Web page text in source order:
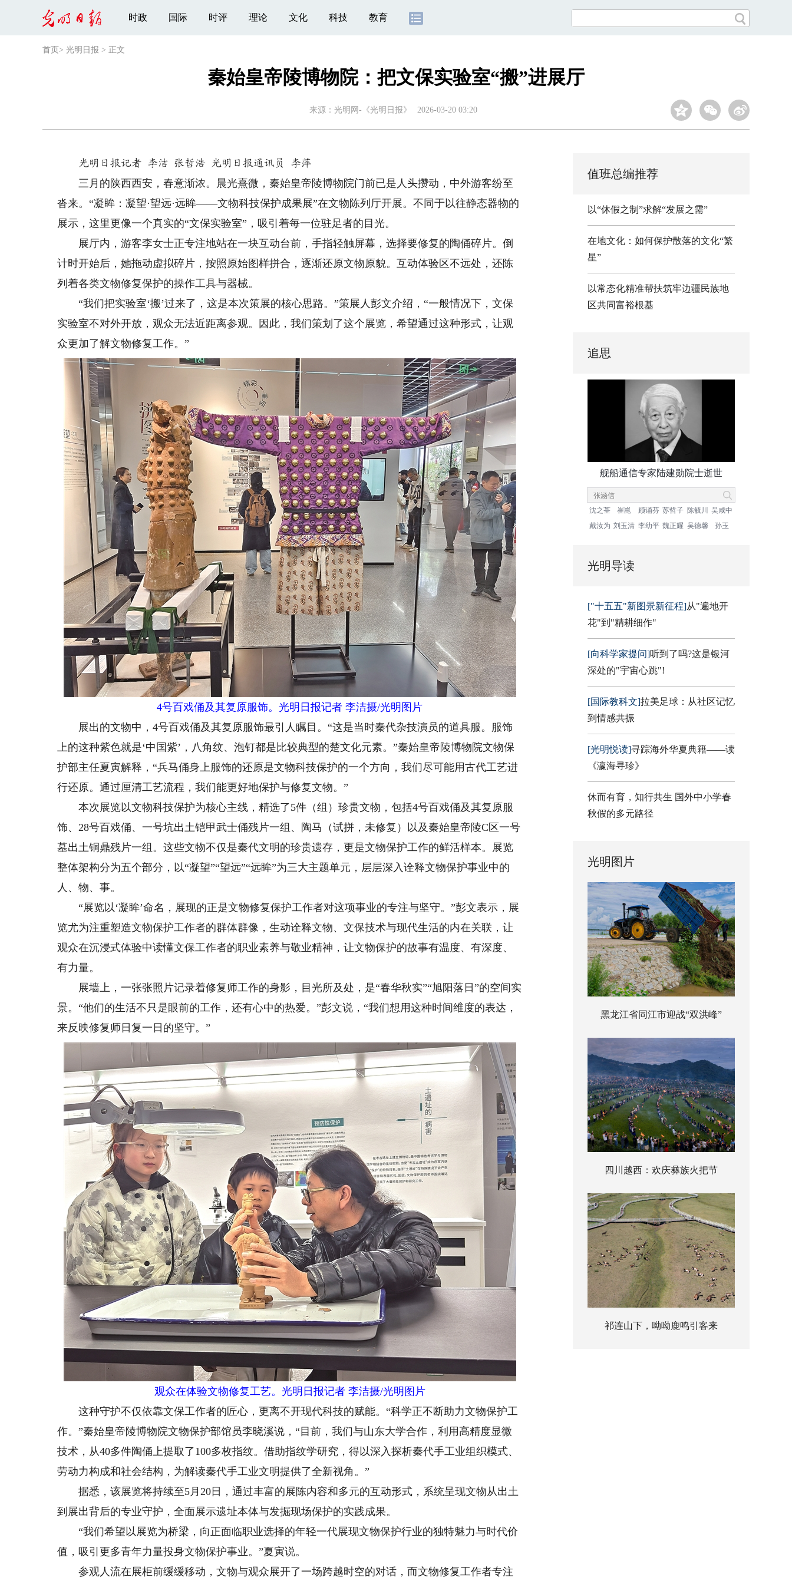
时政 国际 时评 理论 文化 科技 教育
首页 > 光明日报 > 正文
秦始皇帝陵博物院：把文保实验室“搬”进展厅
来源： 光明网-《光明日报》 2026-03-20 03:20
光明日报记者 李洁 张哲浩 光明日报通讯员 李萍
三月的陕西西安，春意渐浓。晨光熹微，秦始皇帝陵博物院门前已是人头攒动，中外游客纷至
沓来。“凝眸：凝望·望远·远眸——文物科技保护成果展”在文物陈列厅开展。不同于以往静态器物的
展示，这里更像一个真实的“文保实验室”，吸引着每一位驻足者的目光。
展厅内，游客李女士正专注地站在一块互动台前，手指轻触屏幕，选择要修复的陶俑碎片。倒
计时开始后，她拖动虚拟碎片，按照原始图样拼合，逐渐还原文物原貌。互动体验区不远处，还陈
列着各类文物修复保护的操作工具与器械。
“我们把实验室‘搬’过来了，这是本次策展的核心思路。”策展人彭文介绍，“一般情况下，文保
实验室不对外开放，观众无法近距离参观。因此，我们策划了这个展览，希望通过这种形式，让观
众更加了解文物修复工作。”
4号百戏俑及其复原服饰。光明日报记者 李洁摄/光明图片
展出的文物中，4号百戏俑及其复原服饰最引人瞩目。“这是当时秦代杂技演员的道具服。服饰
上的这种紫色就是‘中国紫’，八角纹、泡钉都是比较典型的楚文化元素。”秦始皇帝陵博物院文物保
护部主任夏寅解释，“兵马俑身上服饰的还原是文物科技保护的一个方向，我们尽可能用古代工艺进
行还原。通过厘清工艺流程，我们能更好地保护与修复文物。”
本次展览以文物科技保护为核心主线，精选了5件（组）珍贵文物，包括4号百戏俑及其复原服
饰、28号百戏俑、一号坑出土铠甲武士俑残片一组、陶马（试拼，未修复）以及秦始皇帝陵C区一号
墓出土铜鼎残片一组。这些文物不仅是秦代文明的珍贵遗存，更是文物保护工作的鲜活样本。展览
整体架构分为五个部分，以“凝望”“望远”“远眸”为三大主题单元，层层深入诠释文物保护事业中的
人、物、事。
“展览以‘凝眸’命名，展现的正是文物修复保护工作者对这项事业的专注与坚守。”彭文表示，展
览尤为注重塑造文物保护工作者的群体群像，生动诠释文物、文保技术与现代生活的内在关联，让
观众在沉浸式体验中读懂文保工作者的职业素养与敬业精神，让文物保护的故事有温度、有深度、
有力量。
展墙上，一张张照片记录着修复师工作的身影，目光所及处，是“春华秋实”“旭阳落日”的空间实
景。“他们的生活不只是眼前的工作，还有心中的热爱。”彭文说，“我们想用这种时间维度的表达，
来反映修复师日复一日的坚守。”
观众在体验文物修复工艺。光明日报记者 李洁摄/光明图片
这种守护不仅依靠文保工作者的匠心，更离不开现代科技的赋能。“科学正不断助力文物保护工
作。”秦始皇帝陵博物院文物保护部馆员李晓溪说，“目前，我们与山东大学合作，利用高精度显微
技术，从40多件陶俑上提取了100多枚指纹。借助指纹学研究，得以深入探析秦代手工业组织模式、
劳动力构成和社会结构，为解读秦代手工业文明提供了全新视角。”
据悉，该展览将持续至5月20日，通过丰富的展陈内容和多元的互动形式，系统呈现文物从出土
到展出背后的专业守护，全面展示遗址本体与发掘现场保护的实践成果。
“我们希望以展览为桥梁，向正面临职业选择的年轻一代展现文物保护行业的独特魅力与时代价
值，吸引更多青年力量投身文物保护事业。”夏寅说。
参观人流在展柜前缓缓移动，文物与观众展开了一场跨越时空的对话，而文物修复工作者专注
值班总编推荐
以“休假之制”求解“发展之需”
在地文化：如何保护散落的文化“繁
星”
以常态化精准帮扶筑牢边疆民族地
区共同富裕根基
追思
舰船通信专家陆建勋院士逝世
沈之荃 崔崑 顾诵芬 苏哲子 陈毓川
吴咸中
戴汝为 刘玉清 李幼平 魏正耀 吴德馨 孙玉
光明导读
["十五五"新图景新征程]从"遍地开
花"到"精耕细作"
[向科学家提问]听到了吗?这是银河
深处的"宇宙心跳"!
[国际教科文]拉美足球：从社区记忆
到情感共振
[光明悦读]寻踪海外华夏典籍——读
《瀛海寻珍》
休而有育，知行共生 国外中小学春
秋假的多元路径
光明图片
黑龙江省同江市迎战“双洪峰”
四川越西：欢庆彝族火把节
祁连山下，呦呦鹿鸣引客来